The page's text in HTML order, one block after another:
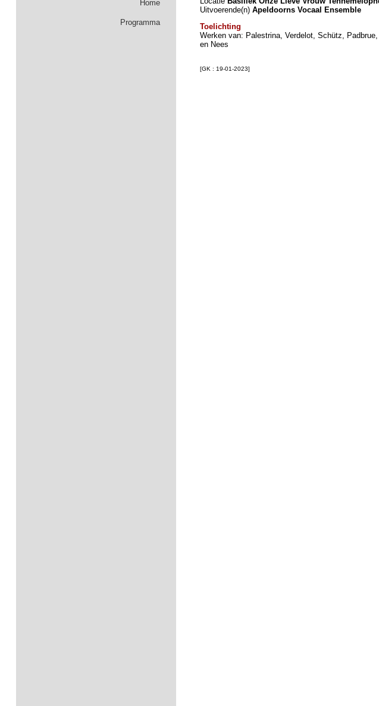
Home
Programma
Uitvoerende(n) Apeldoorns Vocaal Ensemble
Toelichting
Werken van: Palestrina, Verdelot, Schütz,
en Nees
[GK : 19-01-2023]